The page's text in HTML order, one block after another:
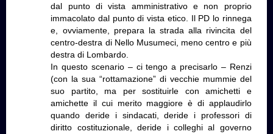
dal punto di vista amministrativo e non proprio
immacolato dal punto di vista etico. Il PD lo rinnega
e, ovviamente, prepara la strada alla rivincita del
centro-destra di Nello Musumeci, meno centro e più
destra di Lombardo.
In questo scenario – ci tengo a precisarlo – Renzi
(con la sua “rottamazione” di vecchie mummie del
suo partito, ma per sostituirle con amichetti e
amichette il cui merito maggiore è di applaudirlo
quando deride i sindacati, deride i professori di
diritto costituzionale, deride i colleghi al governo